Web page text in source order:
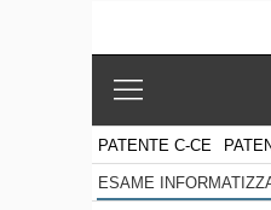
PATENTE C-CE
ESAME